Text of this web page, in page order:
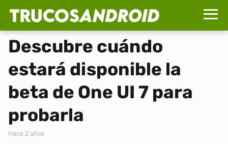
Descubre cuándo
estará disponible la
beta de One UI 7 para
probarla
hace 2 años